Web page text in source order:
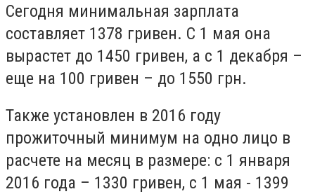
Сегодня минимальная зарплата
составляет 1378 гривен. С 1 мая она
вырастет до 1450 гривен, а с 1 декабря –
еще на 100 гривен – до 1550 грн.
Также установлен в 2016 году
прожиточный минимум на одно лицо в
расчете на месяц в размере: с 1 января
2016 года – 1330 гривен, с 1 мая - 1399